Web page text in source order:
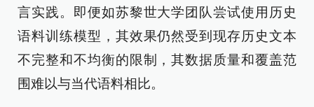
言实践。即便如苏黎世大学团队尝试使用历史
语料训练模型，其效果仍然受到现存历史文本
不完整和不均衡的限制，其数据质量和覆盖范
围难以与当代语料相比。